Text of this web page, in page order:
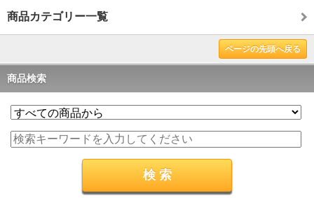
商品カテゴリー一覧
ページの先頭へ戻る
商品検索